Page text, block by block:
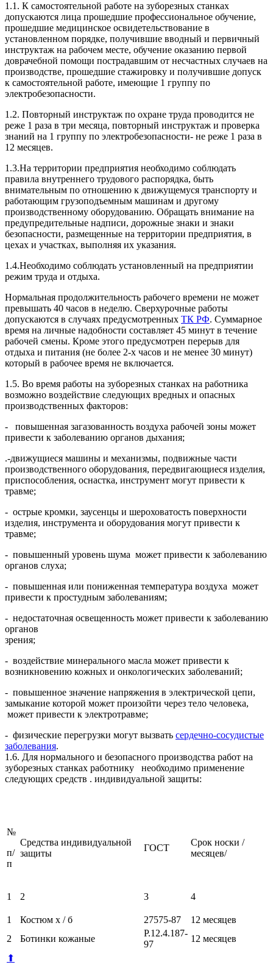
1.1. К самостоятельной работе на зуборезных станках
допускаются лица прошедшие профессиональное обучение,
прошедшие медицинское освидетельствование в
установленном порядке, получившие вводный и первичный
инструктаж на рабочем месте, обучение оказанию первой
доврачебной помощи пострадавшим от несчастных случаев на
производстве, прошедшие стажировку и получившие допуск
к самостоятельной работе, имеющие 1 группу по
электробезопасности.
1.2. Повторный инструктаж по охране труда проводится не
реже 1 раза в три месяца, повторный инструктаж и проверка
знаний на 1 группу по электробезопасности- не реже 1 раза в
12 месяцев.
1.3.На территории предприятия необходимо соблюдать
правила внутреннего трудового распорядка, быть
внимательным по отношению к движущемуся транспорту и
работающим грузоподъемным машинам и другому
производственному оборудованию. Обращать внимание на
предупредительные надписи, дорожные знаки и знаки
безопасности, размещенные на территории предприятия, в
цехах и участках, выполняя их указания.
1.4.Необходимо соблюдать установленный на предприятии
режим труда и отдыха.
Нормальная продолжительность рабочего времени не может
превышать 40 часов в неделю. Сверхурочные работы
допускаются в случаях предусмотренных ТК РФ. Суммарное
время на личные надобности составляет 45 минут в течение
рабочей смены. Кроме этого предусмотрен перерыв для
отдыха и питания (не более 2-х часов и не менее 30 минут)
который в рабочее время не включается.
1.5. Во время работы на зуборезных станках на работника
возможно воздействие следующих вредных и опасных
производственных факторов:
- повышенная загазованность воздуха рабочей зоны может
привести к заболеванию органов дыхания;
.-движущиеся машины и механизмы, подвижные части
производственного оборудования, передвигающиеся изделия,
приспособления, оснастка, инструмент могут привести к
травме;
- острые кромки, заусенцы и шероховатость поверхности
изделия, инструмента и оборудования могут привести к
травме;
- повышенный уровень шума может привести к заболеванию
органов слуха;
- повышенная или пониженная температура воздуха может
привести к простудным заболеваниям;
- недостаточная освещенность может привести к заболеванию
органов
зрения;
- воздействие минерального масла может привести к
возникновению кожных и онкологических заболеваний;
- повышенное значение напряжения в электрической цепи,
замыкание которой может произойти через тело человека,
может привести к электротравме;
- физические перегрузки могут вызвать сердечно-сосудистые
заболевания.
1.6. Для нормального и безопасного производства работ на
зуборезных станках работнику необходимо применение
следующих средств . индивидуальной защиты:
№
п/
п
Средства индивидуальной
защиты
ГОСТ
Срок носки /
месяцев/
1 2 3 4
1 Костюм х / б 27575-87
12 месяцев
2
Ботинки кожаные
Р.12.4.187-
97
12 месяцев
⬆